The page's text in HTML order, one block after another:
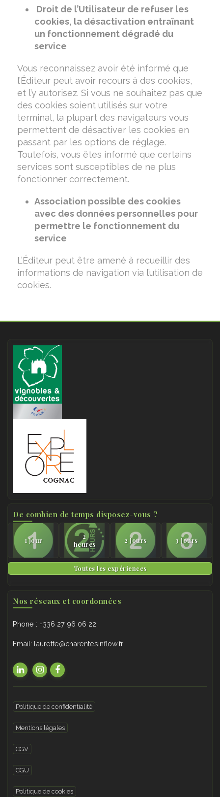
Droit de l’Utilisateur de refuser les
cookies, la désactivation entraînant
un fonctionnement dégradé du
service
Vous reconnaissez avoir été informé que
l’Éditeur peut avoir recours à des cookies,
et l’y autorisez. Si vous ne souhaitez pas que
des cookies soient utilisés sur votre
terminal, la plupart des navigateurs vous
permettent de désactiver les cookies en
passant par les options de réglage.
Toutefois, vous êtes informé que certains
services sont susceptibles de ne plus
fonctionner correctement.
Association possible des cookies
avec des données personnelles pour
permettre le fonctionnement du
service
L’Éditeur peut être amené à recueillir des
informations de navigation via l’utilisation de
cookies.
De combien de temps disposez-vous ?
1 jour
2
heures
2 jours 3 jours
Toutes les expériences
Nos réseaux et coordonnées
Phone : +336 27 96 06 22
Email: laurette@charentesinflow.fr
Politique de confidentialité
Mentions légales
CGV
CGU
Politique de cookies